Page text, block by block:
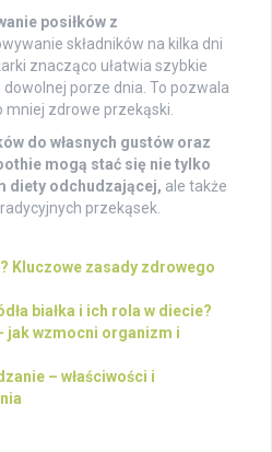
posiłków z
składników na kilka dni
znacząco ułatwia szybkie
porze dnia. To pozwala
mniej zdrowe przekąski.
do własnych gustów oraz
mogą stać się nie tylko
diety odchudzającej, ale także
przekąsek.
Kluczowe zasady zdrowego
białka i ich rola w diecie?
jak wzmocni organizm i
– właściwości i